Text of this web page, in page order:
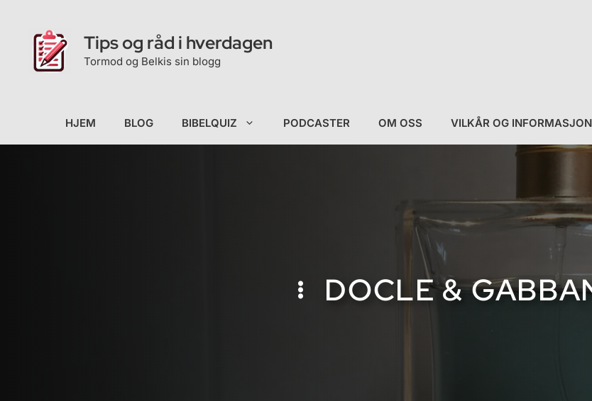
innhold
Tips og råd i hverdagen
Tormod og Belkis sin blogg
HJEM BLOG BIBELQUIZ PODCASTER OM OSS VILKÅR OG INFORMASJON
DOCLE &